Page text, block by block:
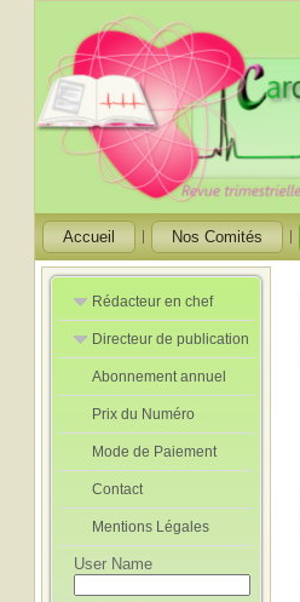
Accueil Nos Comités
Rédacteur en chef
Rédacteurs en
Chef Adjoint
Directeur de publication
Directeur de
publication
adjoint
Abonnement annuel
Prix du Numéro
Mode de Paiement
Contact
Mentions Légales
User Name